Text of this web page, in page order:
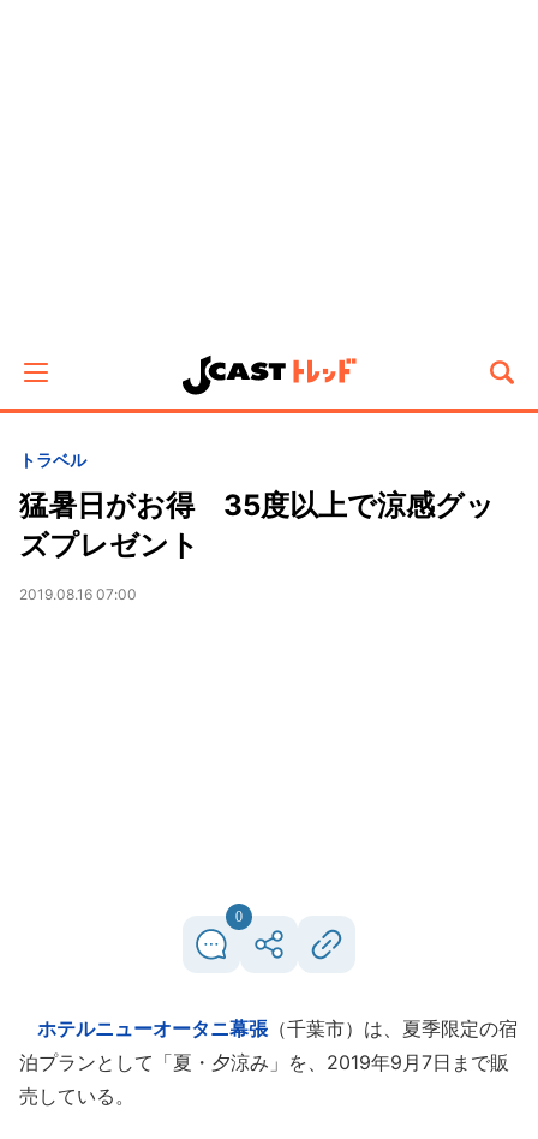
トラベル
猛暑日がお得 35度以上で涼感グッ
ズプレゼント
2019.08.16 07:00
0
ホテルニューオータニ幕張（千葉市）は、夏季限定の宿
泊プランとして「夏・夕涼み」を、2019年9月7日まで販
売している。